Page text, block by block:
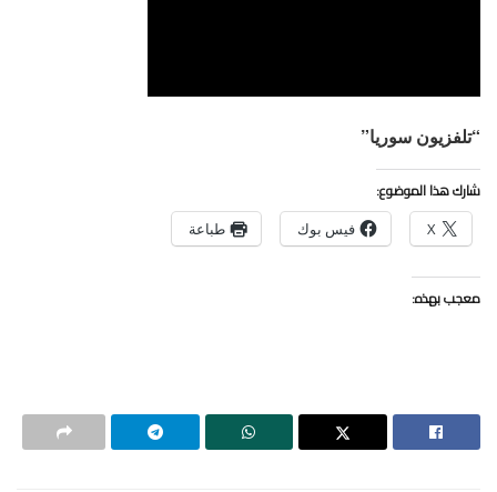
“تلفزيون سوريا”
شارك هذا الموضوع:
X فيس بوك طباعة
معجب بهذه: